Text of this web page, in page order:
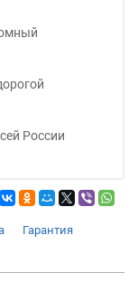
России
Гарантия